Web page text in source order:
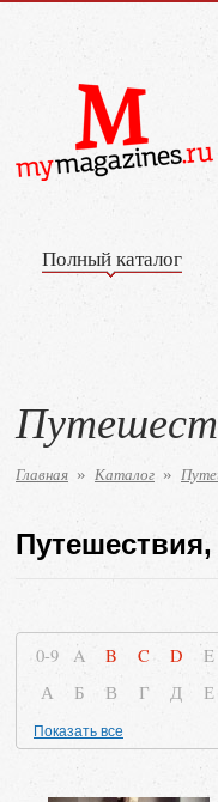
Полный каталог
Главная » Каталог »
0-9 A B C D E
А
Б В Г Д Е
Показать все